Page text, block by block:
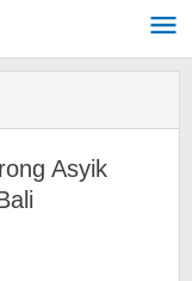
Asyik